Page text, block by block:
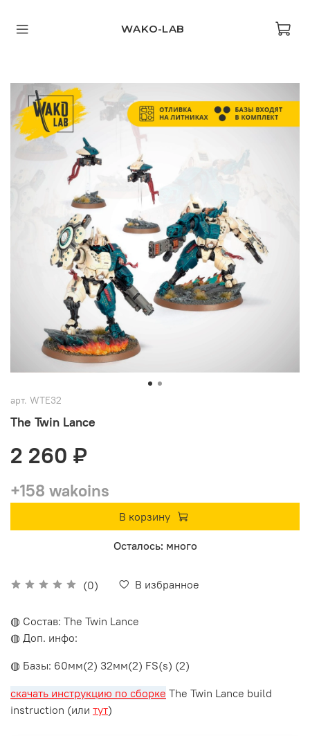
WAKO-LAB
арт. WTE32
The Twin Lance
(0) В избранное
2 260 ₽
+158 wakoins
В корзину
Осталось: много
◍ Состав: The Twin Lance
◍ Доп. инфо:
◍ Базы: 60мм(2) 32мм(2) FS(s) (2)
скачать инструкцию по сборке The Twin Lance build
instruction (или тут)